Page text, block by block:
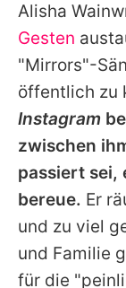
Alisha
Gesten
"Mirrors"-
öffentlich zu
Instagram
zwischen
passiert sei,
bereue. Er
und zu viel
und Familie
für die